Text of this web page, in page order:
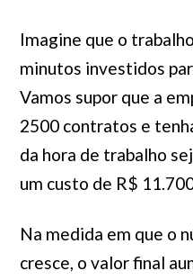
Imagine que o
minutos investidos
Vamos supor que a
2500 contratos e
da hora de trabalho
um custo de R$
Na medida em que o
cresce, o valor final